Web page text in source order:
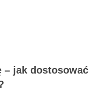
drukowanych
PCB?